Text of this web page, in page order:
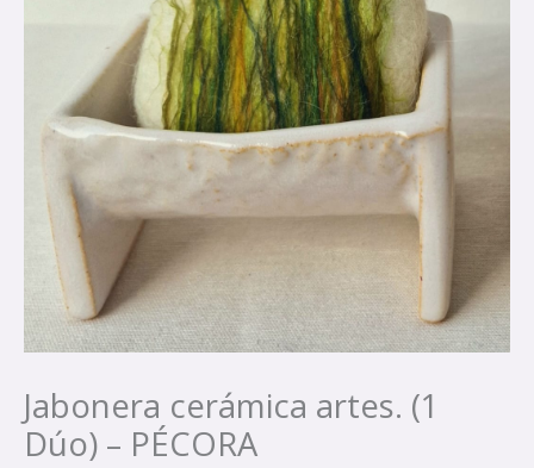
Jabonera cerámica artes. (1
Dúo) – PÉCORA